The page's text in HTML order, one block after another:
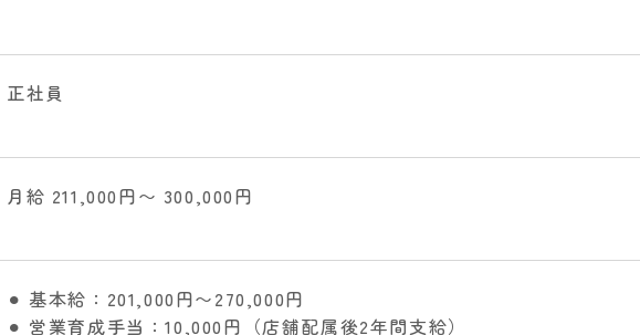
正社員
月給 211,000円〜 300,000円
⚫︎ 基本給：201,000円〜270,000円
⚫︎ 営業育成手当：10,000円（店舗配属後2年間支給）